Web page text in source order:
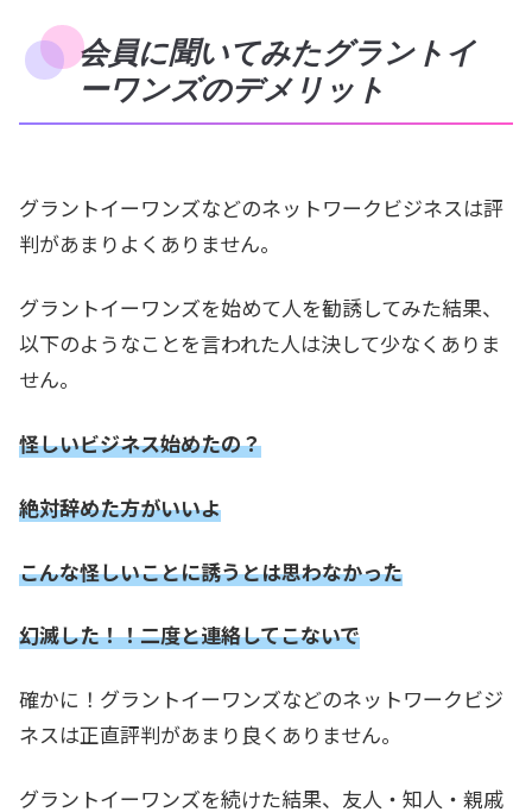
会員に聞いてみたグラントイ
ーワンズのデメリット
グラントイーワンズなどのネットワークビジネスは評
判があまりよくありません。
グラントイーワンズを始めて人を勧誘してみた結果、
以下のようなことを言われた人は決して少なくありま
せん。
怪しいビジネス始めたの？
絶対辞めた方がいいよ
こんな怪しいことに誘うとは思わなかった
幻滅した！！二度と連絡してこないで
確かに！グラントイーワンズなどのネットワークビジ
ネスは正直評判があまり良くありません。
グラントイーワンズを続けた結果、友人・知人・親戚